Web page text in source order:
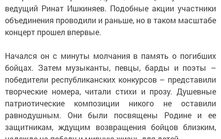
ведущий Ринат Ишкиняев. Подобные акции участники
объединения проводили и раньше, но в таком масштабе
концерт прошел впервые.
Начался он с минуты молчания в память о погибших
бойцах. Затем музыканты, певцы, барды и поэты –
победители республиканских конкурсов – представили
творческие номера, читали стихи и прозу. Душевные
патриотические композиции никого не оставили
равнодушным. Они были посвящены Родине и ее
защитникам, ждущим возвращения бойцов близким,